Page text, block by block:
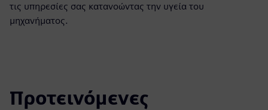
τις υπηρεσίες σας κατανοώντας την υγεία του
μηχανήματος.
Προτεινόμενες